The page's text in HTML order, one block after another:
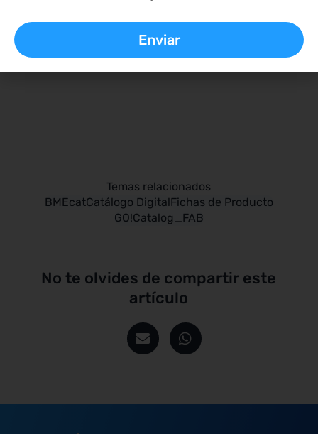
¿Qué es un PIM?
BMEcatCatálogo DigitalFichas de Producto
GO!Catalog_FAB
No te olvides de compartir este
artículo